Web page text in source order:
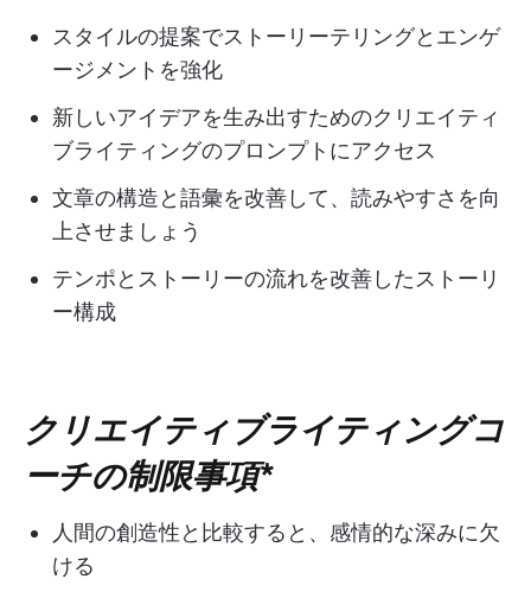
スタイルの提案でストーリーテリングとエンゲ
ージメントを強化
新しいアイデアを生み出すためのクリエイティ
ブライティングのプロンプトにアクセス
文章の構造と語彙を改善して、読みやすさを向
上させましょう
テンポとストーリーの流れを改善したストーリ
ー構成
クリエイティブライティングコ
ーチの制限事項*
人間の創造性と比較すると、感情的な深みに欠
ける